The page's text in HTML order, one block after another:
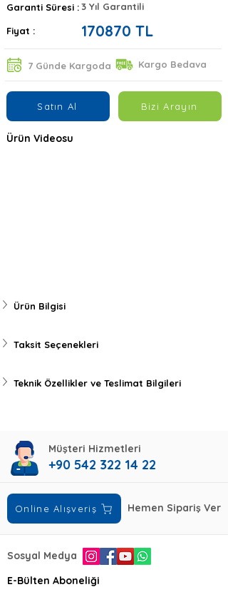
Garanti Süresi :3 Yıl Garantili
Fiyat : 170870 TL
7 Günde Kargoda Kargo Bedava
Satın Al Bizi Arayın
Ürün Videosu
Ürün Bilgisi
Taksit Seçenekleri
Teknik Özellikler ve Teslimat Bilgileri
Müşteri Hizmetleri
+90 542 322 14 22
Online Alışveriş Hemen Sipariş Ver
Sosyal Medya
E-Bülten Aboneliği